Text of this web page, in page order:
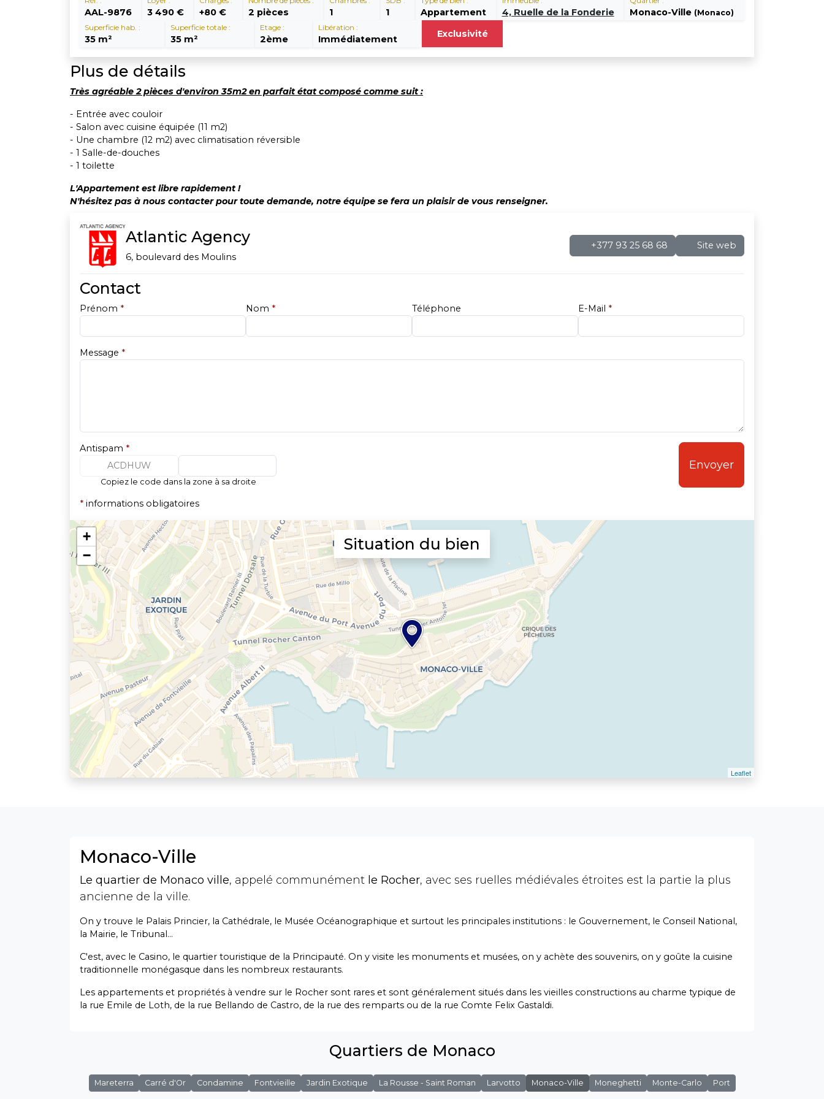
AAL-9876 3 490 € +80 € 2 pièces 1 1 Appartement 4, Ruelle de la Fonderie Monaco-Ville (Monaco)
Superficie hab. :
35 m²
Superficie totale :
35 m²
Etage :
2ème
Libération :
Immédiatement Exclusivité
Plus de détails
Très agréable 2 pièces d'environ 35m2 en parfait état composé comme suit :
- Entrée avec couloir
- Salon avec cuisine équipée (11 m2)
- Une chambre (12 m2) avec climatisation réversible
- 1 Salle-de-douches
- 1 toilette
L'Appartement est libre rapidement !
N'hésitez pas à nous contacter pour toute demande, notre équipe se fera un plaisir de vous renseigner.
Atlantic Agency
6, boulevard des Moulins
+377 93 25 68 68 Site web
Contact
Prénom * Nom * Téléphone E-Mail *
Message *
Antispam *
ACDHUW
Copiez le code dans la zone à sa droite
Envoyer
* informations obligatoires
Situation du bien
Monaco-Ville
Le quartier de Monaco ville, appelé communément le Rocher, avec ses ruelles médiévales étroites est la partie la plus
ancienne de la ville.
On y trouve le Palais Princier, la Cathédrale, le Musée Océanographique et surtout les principales institutions : le Gouvernement, le Conseil National,
la Mairie, le Tribunal…
C'est, avec le Casino, le quartier touristique de la Principauté. On y visite les monuments et musées, on y achète des souvenirs, on y goûte la cuisine
traditionnelle monégasque dans les nombreux restaurants.
Les appartements et propriétés à vendre sur le Rocher sont rares et sont généralement situés dans les vieilles constructions au charme typique de
la rue Emile de Loth, de la rue Bellando de Castro, de la rue des remparts ou de la rue Comte Felix Gastaldi.
Quartiers de Monaco
Mareterra Carré d'Or Condamine Fontvieille Jardin Exotique La Rousse - Saint Roman Larvotto Monaco-Ville Moneghetti Monte-Carlo Port